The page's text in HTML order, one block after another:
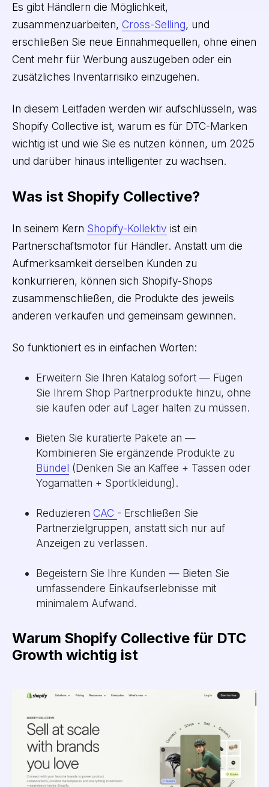
Es gibt Händlern die Möglichkeit,
zusammenzuarbeiten, Cross-Selling, und
erschließen Sie neue Einnahmequellen, ohne einen
Cent mehr für Werbung auszugeben oder ein
zusätzliches Inventarrisiko einzugehen.
In diesem Leitfaden werden wir aufschlüsseln, was
Shopify Collective ist, warum es für DTC-Marken
wichtig ist und wie Sie es nutzen können, um 2025
und darüber hinaus intelligenter zu wachsen.
Was ist Shopify Collective?
In seinem Kern Shopify-Kollektiv ist ein
Partnerschaftsmotor für Händler. Anstatt um die
Aufmerksamkeit derselben Kunden zu
konkurrieren, können sich Shopify-Shops
zusammenschließen, die Produkte des jeweils
anderen verkaufen und gemeinsam gewinnen.
So funktioniert es in einfachen Worten:
Erweitern Sie Ihren Katalog sofort — Fügen
Sie Ihrem Shop Partnerprodukte hinzu, ohne
sie kaufen oder auf Lager halten zu müssen.
Bieten Sie kuratierte Pakete an —
Kombinieren Sie ergänzende Produkte zu
Bündel (Denken Sie an Kaffee + Tassen oder
Yogamatten + Sportkleidung).
Reduzieren CAC - Erschließen Sie
Partnerzielgruppen, anstatt sich nur auf
Anzeigen zu verlassen.
Begeistern Sie Ihre Kunden — Bieten Sie
umfassendere Einkaufserlebnisse mit
minimalem Aufwand.
Warum Shopify Collective für DTC
Growth wichtig ist